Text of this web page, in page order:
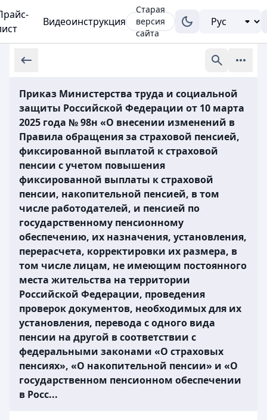
Видеоинструкция
Старая
версия
сайта
Приказ Министерства труда и социальной
защиты Российской Федерации от 10 марта
2025 года № 98н «О внесении изменений в
Правила обращения за страховой пенсией,
фиксированной выплатой к страховой
пенсии с учетом повышения
фиксированной выплаты к страховой
пенсии, накопительной пенсией, в том
числе работодателей, и пенсией по
государственному пенсионному
обеспечению, их назначения, установления,
перерасчета, корректировки их размера, в
том числе лицам, не имеющим постоянного
места жительства на территории
Российской Федерации, проведения
проверок документов, необходимых для их
установления, перевода с одного вида
пенсии на другой в соответствии с
федеральными законами «О страховых
пенсиях», «О накопительной пенсии» и «О
государственном пенсионном обеспечении
в Росс...